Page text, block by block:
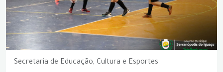
Secretaria de Educação, Cultura e Esportes